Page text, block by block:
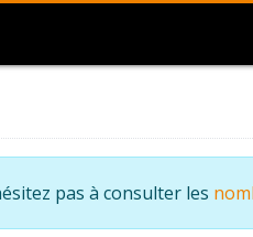
pas à consulter les